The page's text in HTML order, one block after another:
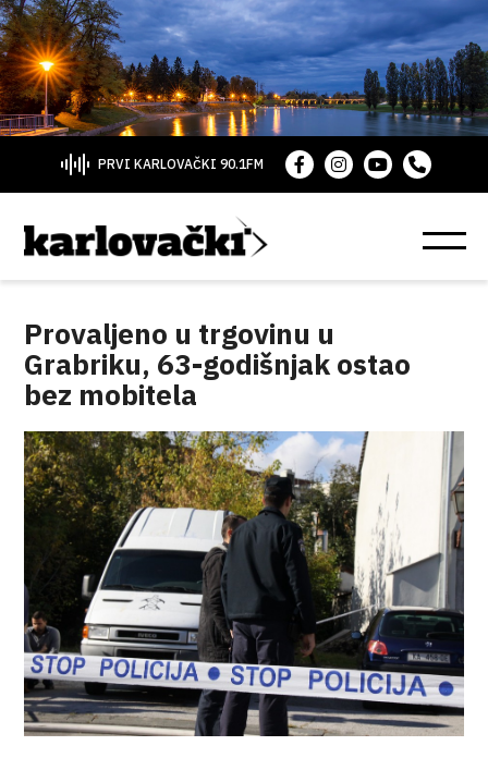
PRVI KARLOVAČKI 90.1FM
Provaljeno u trgovinu u
Grabriku, 63-godišnjak ostao
bez mobitela